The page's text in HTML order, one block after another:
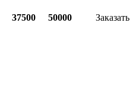
37500 50000 Заказать